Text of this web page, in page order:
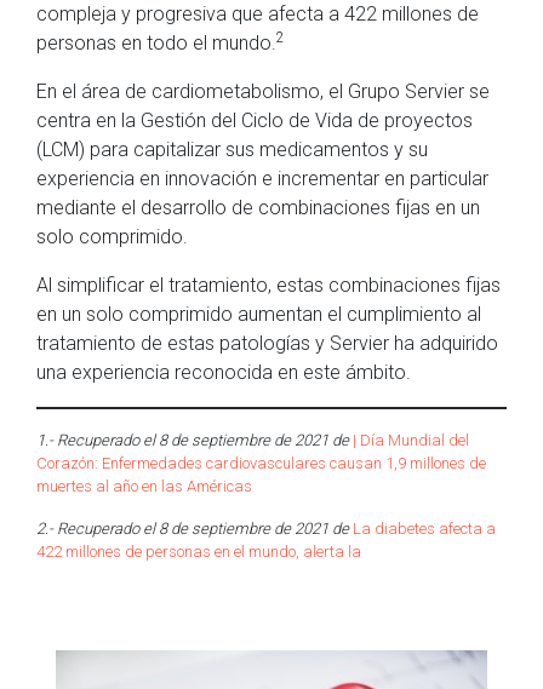
compleja y progresiva que afecta a 422 millones de
personas en todo el mundo. 2
En el área de cardiometabolismo, el Grupo Servier se
centra en la Gestión del Ciclo de Vida de proyectos
(LCM) para capitalizar sus medicamentos y su
experiencia en innovación e incrementar en particular
mediante el desarrollo de combinaciones fijas en un
solo comprimido.
Al simplificar el tratamiento, estas combinaciones fijas
en un solo comprimido aumentan el cumplimiento al
tratamiento de estas patologías y Servier ha adquirido
una experiencia reconocida en este ámbito.
1.- Recuperado el 8 de septiembre de 2021 de | Día Mundial del
Corazón: Enfermedades cardiovasculares causan 1,9 millones de
muertes al año en las Américas
2.- Recuperado el 8 de septiembre de 2021 de La diabetes afecta a
422 millones de personas en el mundo, alerta la